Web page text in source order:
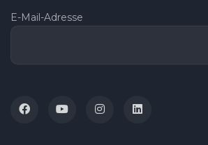
E-Mail-Adresse